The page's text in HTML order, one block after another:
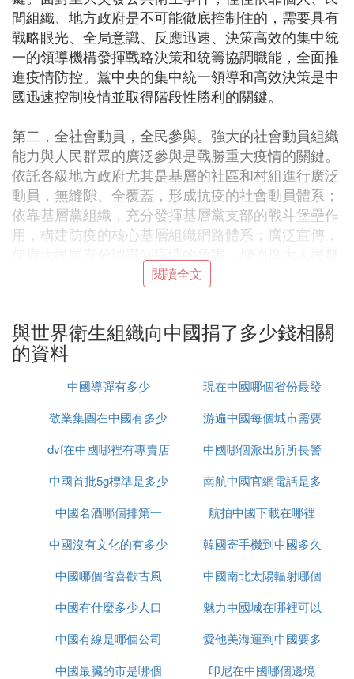
間組織、地方政府是不可能徹底控制住的，需要具有
戰略眼光、全局意識、反應迅速、決策高效的集中統
一的領導機構發揮戰略決策和統籌協調職能，全面推
進疫情防控。黨中央的集中統一領導和高效決策是中
國迅速控制疫情並取得階段性勝利的關鍵。
第二，全社會動員，全民參與。強大的社會動員組織
能力與人民群眾的廣泛參與是戰勝重大疫情的關鍵。
依託各級地方政府尤其是基層的社區和村組進行廣泛
動員，無縫隙、全覆蓋，形成抗疫的社會動員體系；
依靠基層黨組織，充分發揮基層黨支部的戰斗堡壘作
用，構建防疫的核心基層組織網路體系；廣泛宣傳，
眾防疫的自覺性；採取各種強有力的「硬核」措施，
獎罰分明，嚴厲禁止和處罰各種違反公共衛生安全的
第三，全國統籌，對口支援。一是彌補疫情防控重點
全國抗疫物資的統籌安排；二是增強人民群眾的抗疫
信心，通過多地大規模醫護人員的支援、醫療資源的
投入、抗疫物資的充足供給，增強了人民群眾眾志成
城抗擊疫情的決心和信心；三是加強不同地區之間、
疫區與非疫區之間的分工合作，培養了地區協作、患
難與共的精神；四是能夠實現當地醫院與全國醫療資
源的有效對接、優勢互補，形成規模化、網路化的應
第四，科技抗疫，保障有力。一是動員民用和軍用高
科技醫療設備集中投入疫情重點地區，保障先進設備
的充分供給與高效配置；二是集中全國最優秀的專家
和醫護工作者，深入重點疫情一線，遏制住重點地區
疫情擴散蔓延勢頭；三是利用5G、大數據技術構建
全國新冠肺炎疫情數據採集、傳輸、處理與應用網路
閱讀全文
與世界衛生組織向中國捐了多少錢相關
的資料
中國導彈有多少
現在中國哪個省份最發
達
敬業集團在中國有多少
辦事處
游遍中國每個城市需要
多久
dvf在中國哪裡有專賣店
中國哪個派出所所長警
銜最高
中國首批5g標準是多少
南航中國官網電話是多
少錢
中國名酒哪個排第一
航拍中國下載在哪裡
中國沒有文化的有多少
韓國寄手機到中國多久
中國哪個省喜歡古風
中國南北太陽輻射哪個
大
中國有什麼多少人口
魅力中國城在哪裡可以
看
中國有線是哪個公司
愛他美海運到中國要多
久
中國最臟的市是哪個
印尼在中國哪個邊境